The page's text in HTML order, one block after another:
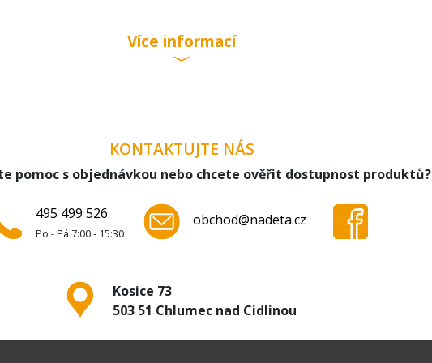
Více informací
KONTAKTUJTE NÁS
pomoc s objednávkou nebo chcete ověřit dostupnost produktů?
495 499 526
Po - Pá 7:00 - 15:30
obchod@nadeta.cz
Kosice 73
503 51 Chlumec nad Cidlinou